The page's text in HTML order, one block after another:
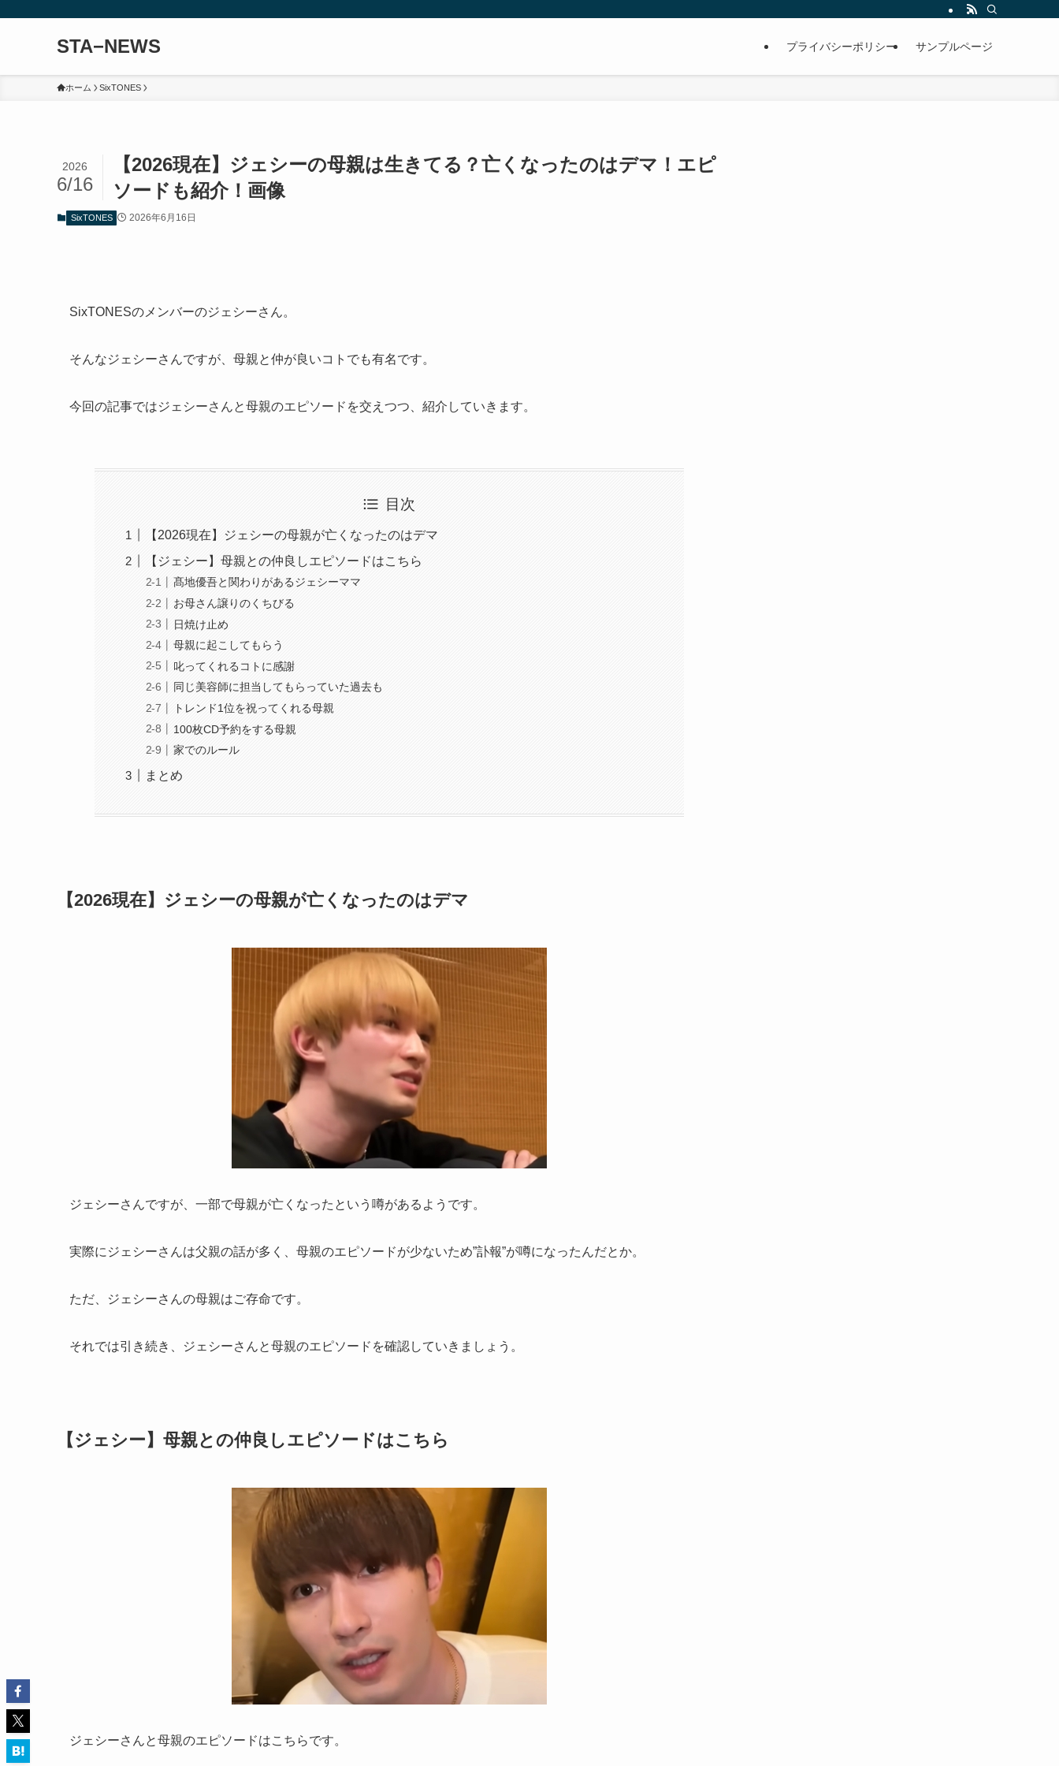
STA−NEWS プライバシーポリシー サンプルページ
ホーム SixTONES
【2026現在】ジェシーの母親は生きてる？亡くなったのはデマ！エピ
ソードも紹介！画像
2026
6/16
SixTONES 2026年6月16日
SixTONESのメンバーのジェシーさん。
そんなジェシーさんですが、母親と仲が良いコトでも有名です。
今回の記事ではジェシーさんと母親のエピソードを交えつつ、紹介していきます。
目次
【2026現在】ジェシーの母親が亡くなったのはデマ
【ジェシー】母親との仲良しエピソードはこちら
髙地優吾と関わりがあるジェシーママ
お母さん譲りのくちびる
日焼け止め
母親に起こしてもらう
叱ってくれるコトに感謝
同じ美容師に担当してもらっていた過去も
トレンド1位を祝ってくれる母親
100枚CD予約をする母親
家でのルール
まとめ
【2026現在】ジェシーの母親が亡くなったのはデマ
ジェシーさんですが、一部で母親が亡くなったという噂があるようです。
実際にジェシーさんは父親の話が多く、母親のエピソードが少ないため”訃報”が噂になったんだとか。
ただ、ジェシーさんの母親はご存命です。
それでは引き続き、ジェシーさんと母親のエピソードを確認していきましょう。
【ジェシー】母親との仲良しエピソードはこちら
ジェシーさんと母親のエピソードはこちらです。